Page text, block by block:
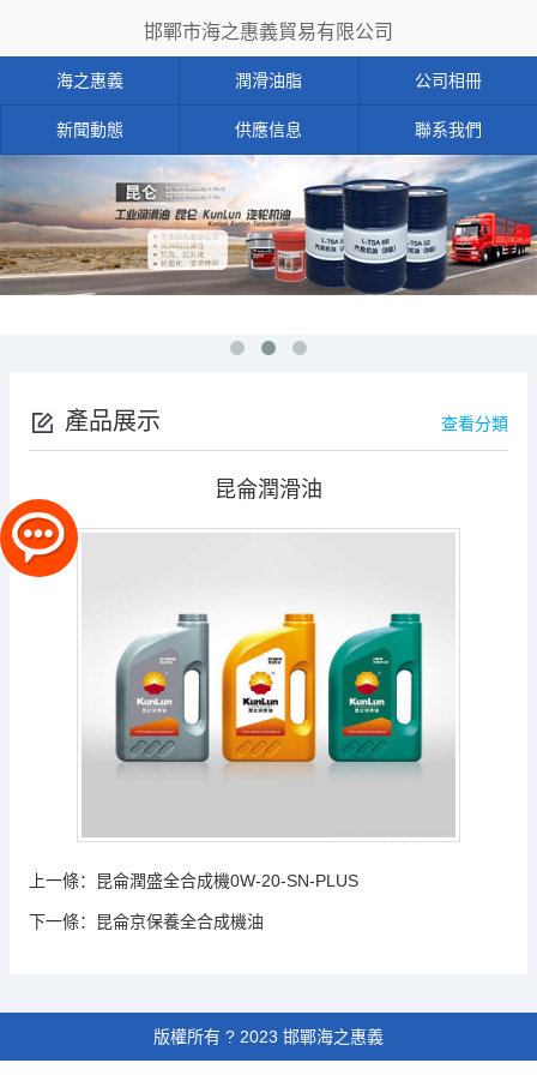
邯鄲市海之惠義貿易有限公司
海之惠義 潤滑油脂 公司相冊
新聞動態 供應信息 聯系我們
產品展示 查看分類
昆侖潤滑油
上一條： 昆侖潤盛全合成機0W-20-SN-PLUS
下一條： 昆侖京保養全合成機油
版權所有 ? 2023 邯鄲海之惠義